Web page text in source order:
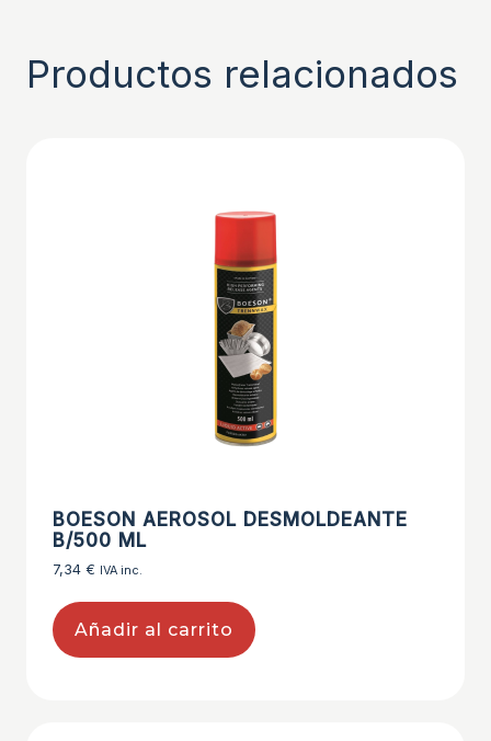
Productos relacionados
BOESON AEROSOL DESMOLDEANTE
B/500 ML
7,34 € IVA inc.
Añadir al carrito